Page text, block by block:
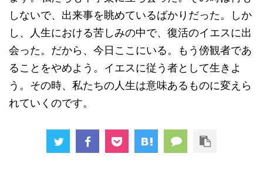
しないで、出来事を眺めているばかりだった。しか
し、人生における苦しみの中で、復活のイエスに出
会った。だから、今日ここにいる。もう傍観者であ
ることをやめよう。イエスに従う者として生きよ
う。その時、私たちの人生は意味あるものに変えら
れていくのです。